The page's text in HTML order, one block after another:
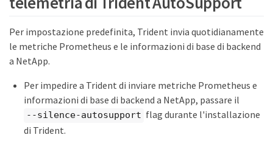
Per impostazione predefinita, Trident invia quotidianamente
le metriche Prometheus e le informazioni di base di backend
a NetApp.
Per impedire a Trident di inviare metriche Prometheus e
informazioni di base di backend a NetApp, passare il
--silence-autosupport flag durante l'installazione
di Trident.